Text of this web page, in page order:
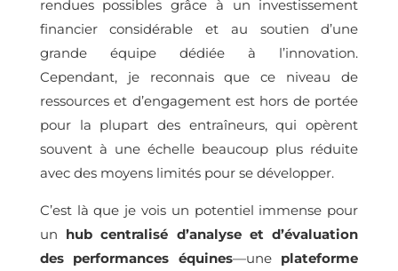
rendues possibles grâce à un investissement
financier considérable et au soutien d’une
grande équipe dédiée à l’innovation.
Cependant, je reconnais que ce niveau de
ressources et d’engagement est hors de portée
pour la plupart des entraîneurs, qui opèrent
souvent à une échelle beaucoup plus réduite
avec des moyens limités pour se développer.
C’est là que je vois un potentiel immense pour
un hub centralisé d’analyse et d’évaluation
des performances équines—une plateforme